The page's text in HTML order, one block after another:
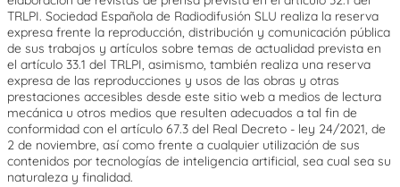
TRLPI. Sociedad Española de Radiodifusión SLU realiza la reserva
expresa frente la reproducción, distribución y comunicación pública
de sus trabajos y artículos sobre temas de actualidad prevista en
el artículo 33.1 del TRLPI, asimismo, también realiza una reserva
expresa de las reproducciones y usos de las obras y otras
prestaciones accesibles desde este sitio web a medios de lectura
mecánica u otros medios que resulten adecuados a tal fin de
conformidad con el artículo 67.3 del Real Decreto - ley 24/2021, de
2 de noviembre, así como frente a cualquier utilización de sus
contenidos por tecnologías de inteligencia artificial, sea cual sea su
naturaleza y finalidad.